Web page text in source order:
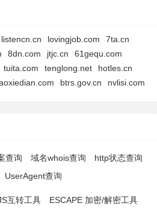
listencn.cn lovingjob.com
7ta.cn
8dn.com jtjc.cn
61gequ.com
tuita.com tenglong.net
hotles.cn
btrs.gov.cn nvlisi.com
查询 域名whois查询
http状态查询
UserAgent查询
互转工具 ESCAPE 加密/解密工具